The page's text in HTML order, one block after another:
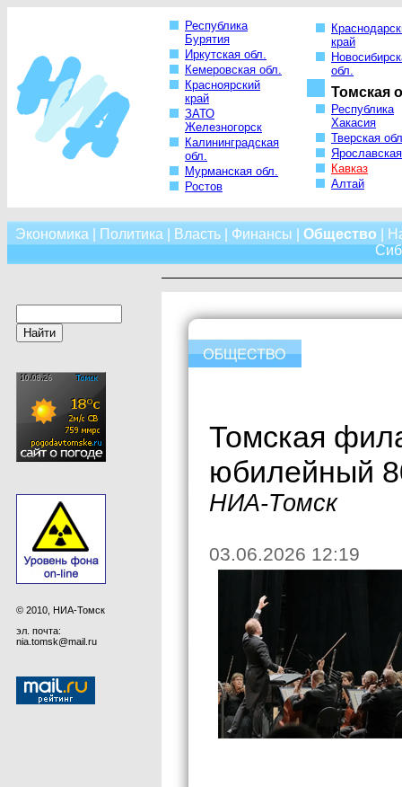
Республика
Бурятия
Иркутская обл.
Кемеровская обл.
Красноярский
край
ЗАТО
Железногорск
Калининградская
обл.
Мурманская обл.
Ростов
край
обл.
Томская
Республика
Хакасия
Тверская
Кавказ
Алтай
Экономика Политика Власть| Финансы Общество
© 2010, НИА-Томск
эл. почта:
nia.tomsk@mail.ru
Томская
юбилейный
НИА-Томск
03.06.2026 12:19